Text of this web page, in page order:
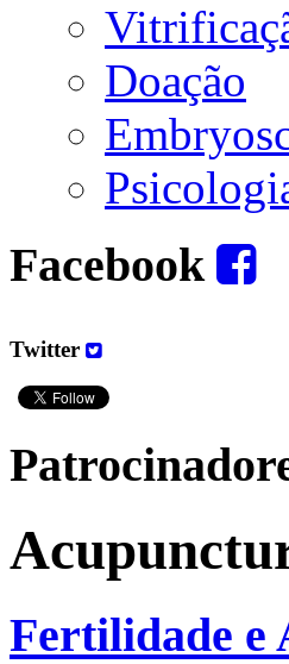
Doação
Facebook
Twitter
Fertilidade e